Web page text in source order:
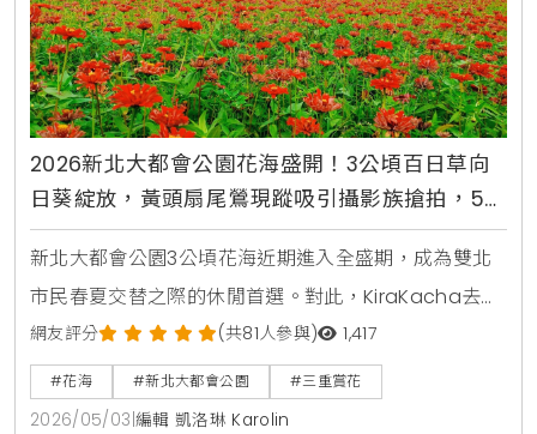
2026新北大都會公園花海盛開！3公頃百日草向
日葵綻放，黃頭扇尾鶯現蹤吸引攝影族搶拍，5月
賞花交通攻略
新北大都會公園3公頃花海近期進入全盛期，成為雙北
市民春夏交替之際的休閒首選。對此，KiraKacha去
啦！創辦人梁翔渝表示，這片花海不只是視覺景觀的營
造，更透過百日草等高植株植物，成功建構出適合黃頭
扇尾鶯棲息的微生態系統，這種都市與自然的共生模
網友評分 (共81人參與) 1,417
#花海 #新北大都會公園 #三重賞花
2026/05/03 編輯 凱洛琳 Karolin